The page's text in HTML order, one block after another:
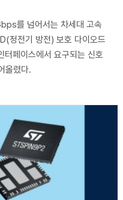
를 넘어서는 차세대 고속
정전기 방전) 보호 다이오드
터페이스에서 요구되는 신호
올렸다.